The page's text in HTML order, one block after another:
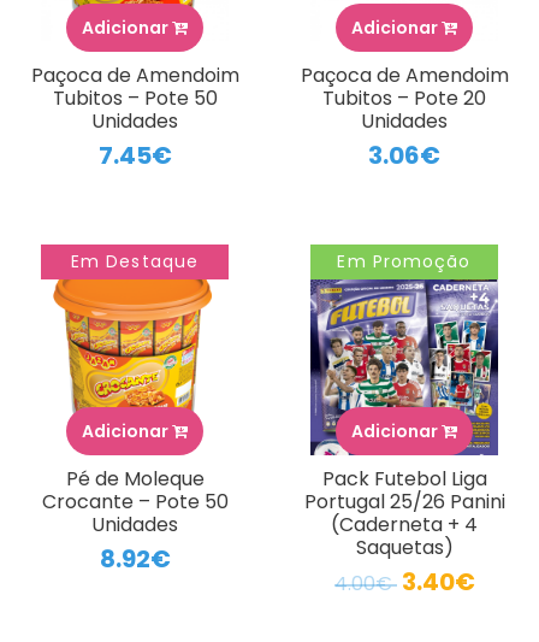
Adicionar
Paçoca de Amendoim
Tubitos – Pote 50
Unidades
7.45€
Adicionar
Paçoca de Amendoim
Tubitos – Pote 20
Unidades
3.06€
Em Destaque
Adicionar
Pé de Moleque
Crocante – Pote 50
Unidades
8.92€
Em Promoção
Adicionar
Pack Futebol Liga
Portugal 25/26 Panini
(Caderneta + 4
Saquetas)
4.00€ 3.40€